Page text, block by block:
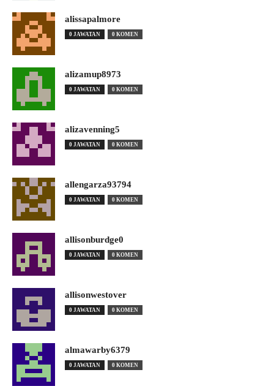
alissapalmore
0 JAWATAN 0 KOMEN
alizamup8973
0 JAWATAN 0 KOMEN
alizavenning5
0 JAWATAN 0 KOMEN
allengarza93794
0 JAWATAN 0 KOMEN
allisonburdge0
0 JAWATAN 0 KOMEN
allisonwestover
0 JAWATAN 0 KOMEN
almawarby6379
0 JAWATAN 0 KOMEN